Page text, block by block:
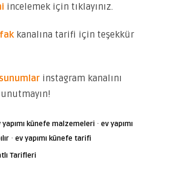
incelemek için tıklayınız.
kanalına tarifi için teşekkür
instagram kanalını
yapımı künefe malzemeleri · ev yapımı
· ev yapımı künefe tarifi
Tarifleri